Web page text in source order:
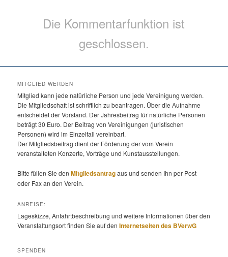
Die Kommentarfunktion ist
geschlossen.
MITGLIED WERDEN
Mitglied kann jede natürliche Person und jede Vereinigung werden.
Die Mitgliedschaft ist schriftlich zu beantragen. Über die Aufnahme
entscheidet der Vorstand. Der Jahresbeitrag für natürliche Personen
beträgt 30 Euro. Der Beitrag von Vereinigungen (juristischen
Personen) wird im Einzelfall vereinbart.
Der Mitgliedsbeitrag dient der Förderung der vom Verein
veranstalteten Konzerte, Vorträge und Kunstausstellungen.
Bitte füllen Sie denMitgliedsantragaus und senden Ihn per Post
oder Fax an den Verein.
ANREISE:
Lageskizze, Anfahrtbeschreibung und weitere Informationen über den
Veranstaltungsort finden Sie auf denInternetseiten des BVerwG
SPENDEN